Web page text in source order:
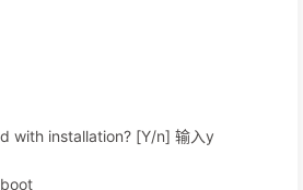
with installation? [Y/n] 输入y